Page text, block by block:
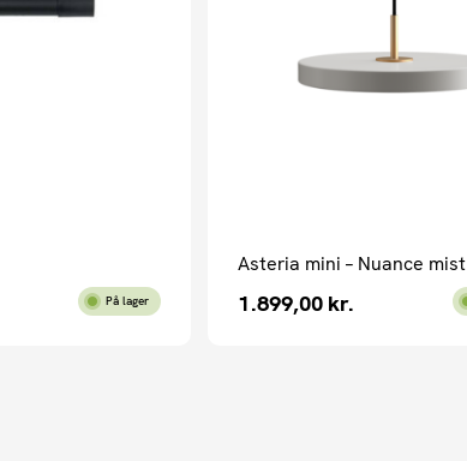
På lager
Asteria mini – Nuance mist
1.899,00 kr.